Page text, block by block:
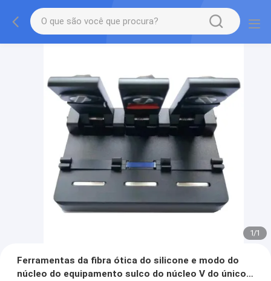
1/1
Ferramentas da fibra ótica do silicone e modo do
núcleo do equipamento sulco do núcleo V do único